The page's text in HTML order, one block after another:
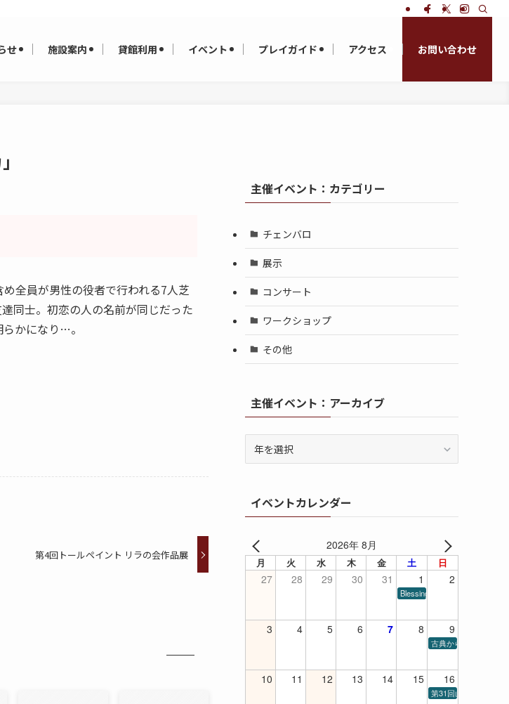
せ 施設案内 貸館利用 イベント プレイガイド アクセス お問い合わせ
全員が男性の役者で行われる7人芝
同士。初恋の人の名前が同じだった
かになり…。
第4回トールペイント リラの会作品展
主催イベント：カテゴリー
チェンバロ
展示
コンサート
ワークショップ
その他
主催イベント：アーカイブ
イベントカレンダー
2026年 8月
月 火 水 木 金 土 日
27 28 29 30 31 1 2
Blessings of Piano
3 4 5 6 7 8 9
古典から現代まで
10 11 12 13 14 15 16
第31回山口高等学校